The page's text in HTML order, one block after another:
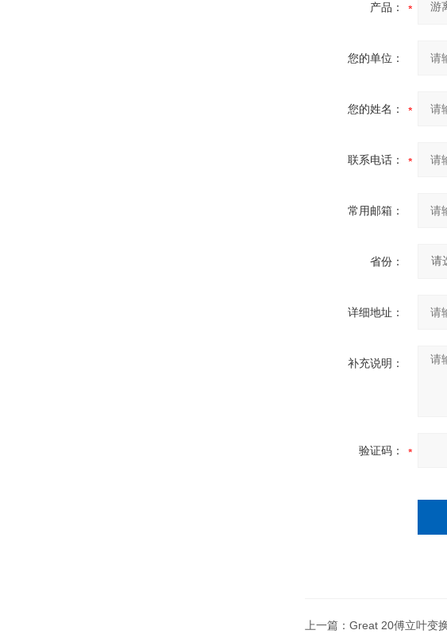
产品：
您的单位：
您的姓名：
联系电话：
常用邮箱：
省份：
详细地址：
补充说明：
验证码：
上一篇： Great 20傅立叶变